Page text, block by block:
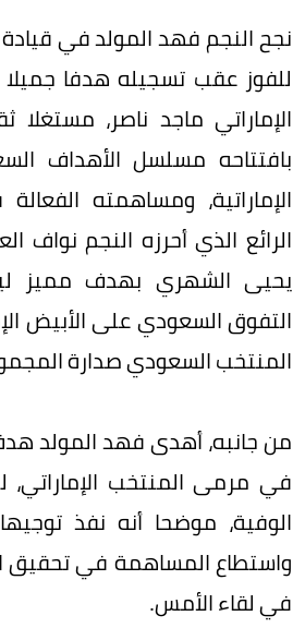
نجح النجم فهد المولد في
للفوز عقب تسجيله هدفا
الإماراتي ماجد ناصر، مستغلا
بافتتاحه مسلسل الأهداف
الإماراتية، ومساهمته
الرائع الذي أحرزه النجم نواف
يحيى الشهري بهدف مميز
التفوق السعودي على الأبيض
المنتخب السعودي صدارة
من جانبه، أهدى فهد المولد
في مرمى المنتخب الإماراتي،
الوفية، موضحا أنه نفذ
واستطاع المساهمة في تحقيق
في لقاء الأمس.